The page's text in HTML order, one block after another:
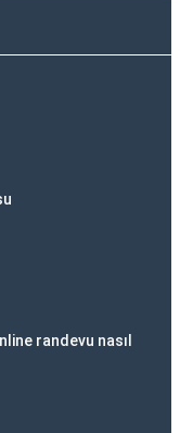
randevu nasıl